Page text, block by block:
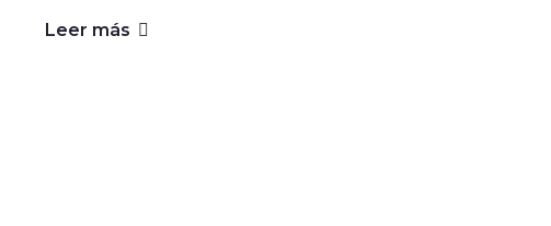
Leer más